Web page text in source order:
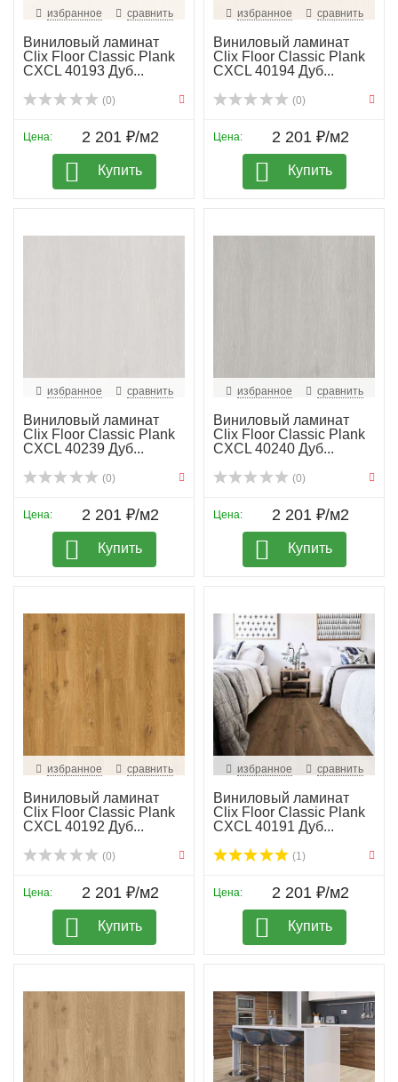
избранное сравнить
Виниловый ламинат
Clix Floor Classic Plank
CXCL 40193 Дуб...
(0)
Цена: 2 201 ₽/м2
Купить
избранное сравнить
Виниловый ламинат
Clix Floor Classic Plank
CXCL 40194 Дуб...
(0)
Цена: 2 201 ₽/м2
Купить
избранное сравнить
Виниловый ламинат
Clix Floor Classic Plank
CXCL 40239 Дуб...
(0)
Цена: 2 201 ₽/м2
Купить
избранное сравнить
Виниловый ламинат
Clix Floor Classic Plank
CXCL 40240 Дуб...
(0)
Цена: 2 201 ₽/м2
Купить
избранное сравнить
Виниловый ламинат
Clix Floor Classic Plank
CXCL 40192 Дуб...
(0)
Цена: 2 201 ₽/м2
Купить
избранное сравнить
Виниловый ламинат
Clix Floor Classic Plank
CXCL 40191 Дуб...
(1)
Цена: 2 201 ₽/м2
Купить